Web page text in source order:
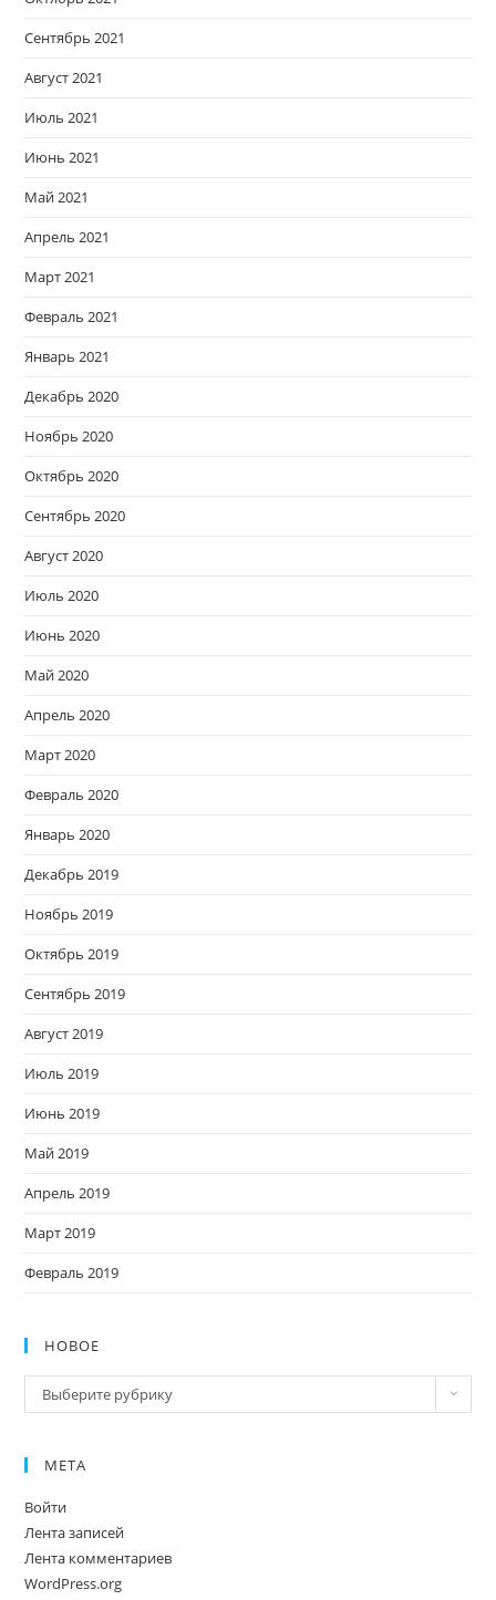
Сентябрь 2021
Август 2021
Июль 2021
Июнь 2021
Май 2021
Апрель 2021
Март 2021
Февраль 2021
Январь 2021
Декабрь 2020
Ноябрь 2020
Октябрь 2020
Сентябрь 2020
Август 2020
Июль 2020
Июнь 2020
Май 2020
Апрель 2020
Март 2020
Февраль 2020
Январь 2020
Декабрь 2019
Ноябрь 2019
Октябрь 2019
Сентябрь 2019
Август 2019
Июль 2019
Июнь 2019
Май 2019
Апрель 2019
Март 2019
Февраль 2019
НОВОЕ
Новое
Выберите рубрику
МЕТА
Войти
Лента записей
Лента комментариев
WordPress.org